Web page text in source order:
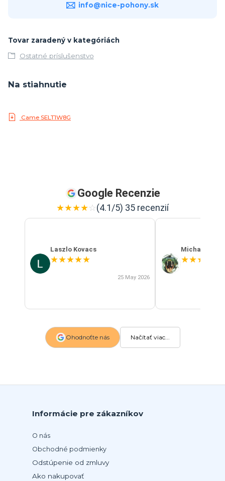
info@nice-pohony.sk
Tovar zaradený v kategóriách
Ostatné príslušenstvo
Na stiahnutie
Came SELT1W8G
Google Recenzie
★★★★☆(4.1/5) 35 recenzií
Laszlo Kovacs
★★★★★
25 May 2026
Michal Szabo
★★★
Ohodnoťte nás Načítať viac...
Informácie pre zákazníkov
O nás
Obchodné podmienky
Odstúpenie od zmluvy
Ako nakupovať